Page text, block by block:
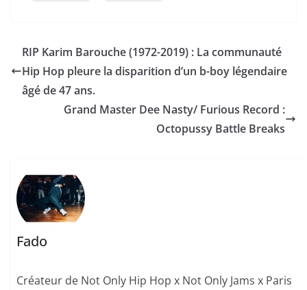
RIP Karim Barouche (1972-2019) : La communauté
Hip Hop pleure la disparition d’un b-boy légendaire
âgé de 47 ans.
Grand Master Dee Nasty/ Furious Record :
Octopussy Battle Breaks
Fado
Créateur de Not Only Hip Hop x Not Only Jams x Paris